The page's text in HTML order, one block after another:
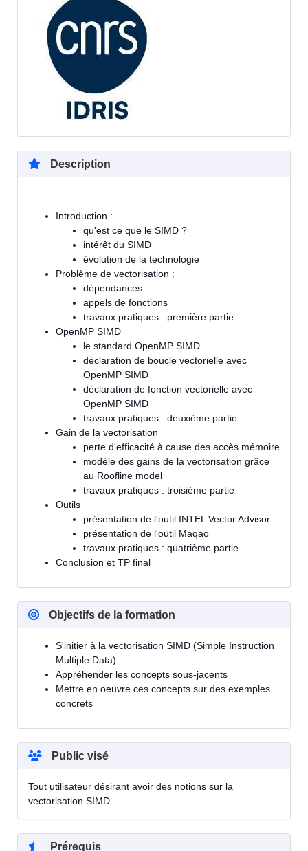
Description
Introduction :
qu'est ce que le SIMD ?
intérêt du SIMD
évolution de la technologie
Problème de vectorisation :
dépendances
appels de fonctions
travaux pratiques : première partie
OpenMP SIMD
le standard OpenMP SIMD
déclaration de boucle vectorielle avec
OpenMP SIMD
déclaration de fonction vectorielle avec
OpenMP SIMD
travaux pratiques : deuxième partie
Gain de la vectorisation
perte d'efficacité à cause des accès mémoire
modèle des gains de la vectorisation grâce
au Roofline model
travaux pratiques : troisième partie
Outils
présentation de l'outil INTEL Vector Advisor
présentation de l'outil Maqao
travaux pratiques : quatrième partie
Conclusion et TP final
Objectifs de la formation
S'initier à la vectorisation SIMD (Simple Instruction
Multiple Data)
Appréhender les concepts sous-jacents
Mettre en oeuvre ces concepts sur des exemples
concrets
Public visé
Tout utilisateur désirant avoir des notions sur la
vectorisation SIMD
Prérequis